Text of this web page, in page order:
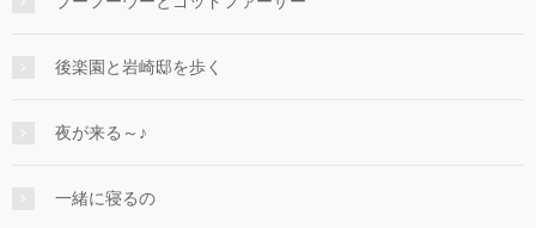
後楽園と岩崎邸を歩く
夜が来る～♪
一緒に寝るの